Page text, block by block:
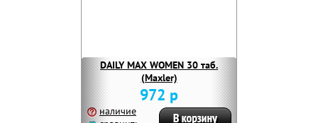
DAILY MAX WOMEN 30 таб.
(Maxler)
972 р
наличие